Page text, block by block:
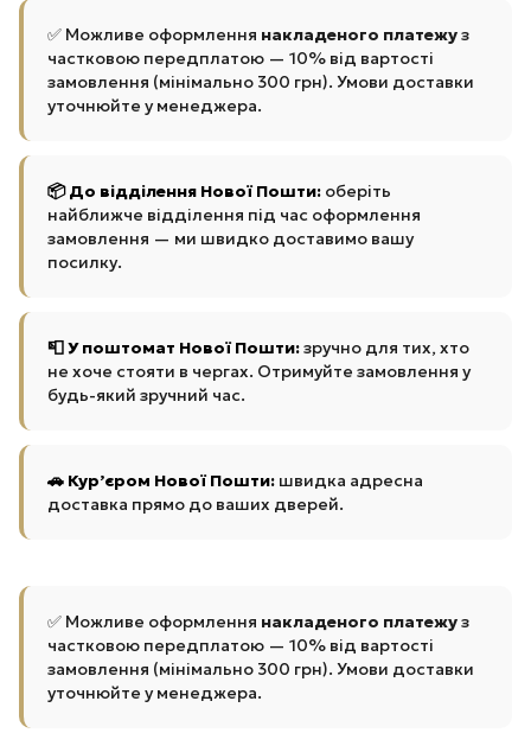
✅ Можливе оформлення накладеного платежуз
частковою передплатою — 10% від вартості
замовлення (мінімально 300 грн). Умови доставки
уточнюйте у менеджера.
📦 До відділення Нової Пошти: оберіть
найближче відділення під час оформлення
замовлення — ми швидко доставимо вашу
посилку.
📮 У поштомат Нової Пошти:зручно для тих, хто
не хоче стояти в чергах. Отримуйте замовлення у
будь-який зручний час.
🚗 Кур’єром Нової Пошти: швидка адресна
доставка прямо до ваших дверей.
✅ Можливе оформлення накладеного платежуз
частковою передплатою — 10% від вартості
замовлення (мінімально 300 грн). Умови доставки
уточнюйте у менеджера.